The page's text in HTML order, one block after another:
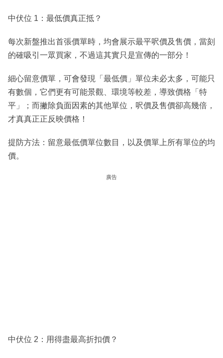
中伏位 1：最低價真正抵？
每次新盤推出首張價單時，均會展示最平呎價及售價，當刻
的確吸引一眾買家，不過這其實只是宣傳的一部分！
細心留意價單，可會發現「最低價」單位未必太多，可能只
有數個，它們更有可能景觀、環境等較差，導致價格「特
平」；而撇除負面因素的其他單位，呎價及售價卻高幾倍，
才真真正正反映價格！
提防方法：留意最低價單位數目，以及價單上所有單位的均
價。
廣告
中伏位 2：用得盡最高折扣價？